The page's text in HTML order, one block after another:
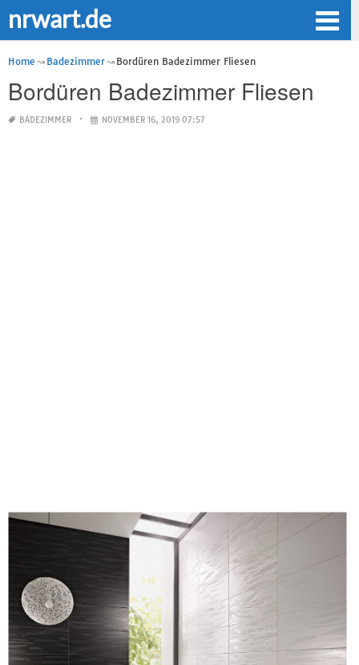
nrwart.de
Home Badezimmer Bordüren Badezimmer Fliesen
Bordüren Badezimmer Fliesen
BADEZIMMER NOVEMBER 16, 2019 07:57